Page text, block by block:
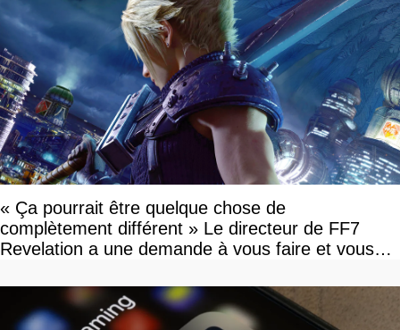
« Ça pourrait être quelque chose de
complètement différent » Le directeur de FF7
Revelation a une demande à vous faire et vous